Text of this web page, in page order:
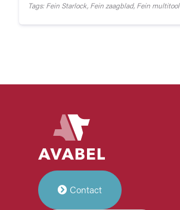
Tags: Fein Starlock, Fein zaagblad, Fein multitool
Contact